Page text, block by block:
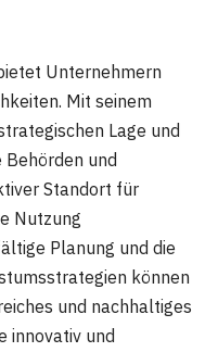
Unternehmern
Mit seinem
Lage und
und
Standort für
Nutzung
Planung und die
können
und nachhaltiges
innovativ und